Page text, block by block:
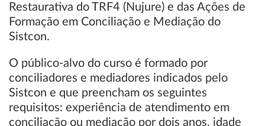
Restaurativa do TRF4 (Nujure) e das Ações de
Formação em Conciliação e Mediação do
Sistcon.
O público-alvo do curso é formado por
conciliadores e mediadores indicados pelo
Sistcon e que preencham os seguintes
requisitos: experiência de atendimento em
conciliação ou mediação por dois anos, idade